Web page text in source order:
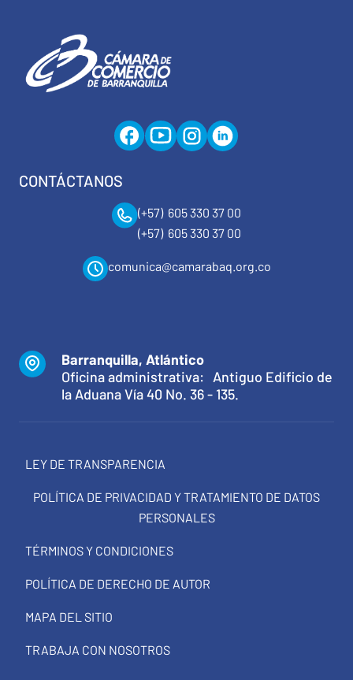
CONTÁCTANOS
(+57) 605 330 37 00
(+57) 605 330 37 00
comunica@camarabaq.org.co
Barranquilla, Atlántico
Oficina administrativa: Antiguo Edificio de
la Aduana Vía 40 No. 36 - 135.
LEY DE TRANSPARENCIA
POLÍTICA DE PRIVACIDAD Y TRATAMIENTO DE DATOS
PERSONALES
TÉRMINOS Y CONDICIONES
POLÍTICA DE DERECHO DE AUTOR
MAPA DEL SITIO
TRABAJA CON NOSOTROS